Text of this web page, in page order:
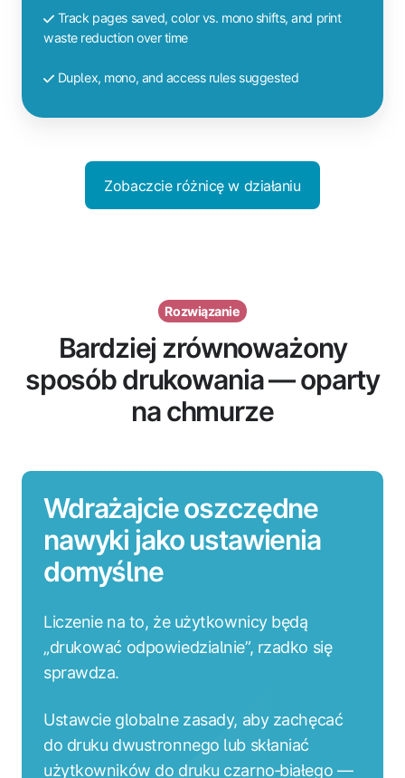
Track pages saved, color vs. mono shifts, and print
waste reduction over time
Duplex, mono, and access rules suggested
Zobaczcie różnicę w działaniu
Rozwiązanie
Bardziej zrównoważony
sposób drukowania — oparty
na chmurze
Wdrażajcie oszczędne
nawyki jako ustawienia
domyślne
Liczenie na to, że użytkownicy będą
„drukować odpowiedzialnie”, rzadko się
sprawdza.
Ustawcie globalne zasady, aby zachęcać
do druku dwustronnego lub skłaniać
użytkowników do druku czarno‑białego —